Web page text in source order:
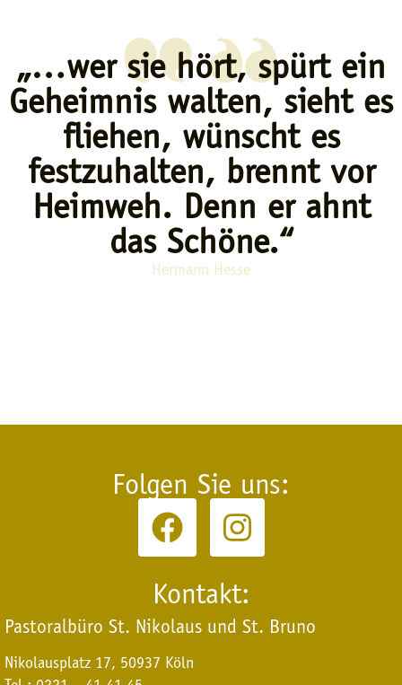
„…wer sie hört, spürt ein
Geheimnis walten, sieht es
fliehen, wünscht es
festzuhalten, brennt vor
Heimweh. Denn er ahnt
das Schöne.“
Hermann Hesse
Folgen Sie uns:
Kontakt:
Pastoralbüro St. Nikolaus und St. Bruno
Nikolausplatz 17, 50937 Köln